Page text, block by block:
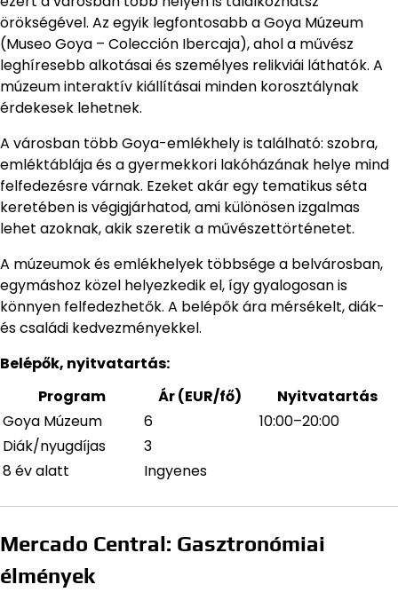
örökségével. Az egyik legfontosabb a Goya Múzeum
(Museo Goya – Colección Ibercaja), ahol a művész
leghíresebb alkotásai és személyes relikviái láthatók. A
múzeum interaktív kiállításai minden korosztálynak
érdekesek lehetnek.
A városban több Goya-emlékhely is található: szobra,
emléktáblája és a gyermekkori lakóházának helye mind
felfedezésre várnak. Ezeket akár egy tematikus séta
keretében is végigjárhatod, ami különösen izgalmas
lehet azoknak, akik szeretik a művészettörténetet.
A múzeumok és emlékhelyek többsége a belvárosban,
egymáshoz közel helyezkedik el, így gyalogosan is
könnyen felfedezhetők. A belépők ára mérsékelt, diák-
és családi kedvezményekkel.
Belépők, nyitvatartás:
Program
Ár (EUR/fő)
Nyitvatartás
Goya Múzeum
6
10:00–20:00
Diák/nyugdíjas
3
8 év alatt
Ingyenes
Mercado Central: Gasztronómiai
élmények